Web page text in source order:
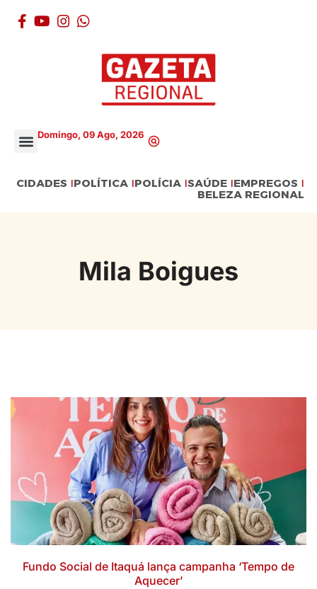
Domingo, 09 Ago, 2026
CIDADES POLÍTICA POLÍCIA SAÚDE EMPREGOS
BELEZA REGIONAL
Mila Boigues
Fundo Social de Itaquá lança campanha ‘Tempo de
Aquecer’